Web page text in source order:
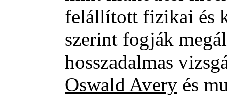
felállított fizikai és
szerint fogják
hosszadalmas
Oswald Avery és